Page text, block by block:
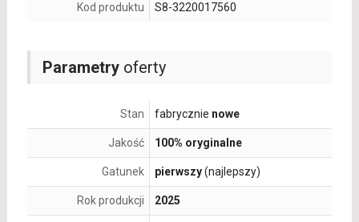
Parametryoferty
Stan fabrycznie nowe
Jakość 100% oryginalne
Gatunek pierwszy(najlepszy)
Rok produkcji 2025
Kod produktu S8-3220017560